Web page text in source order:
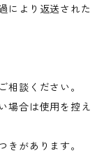
により返送された
談ください。
場合は使用を控え
があります。